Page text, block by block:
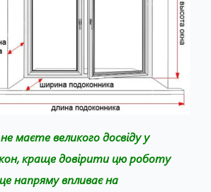
маєте великого досвіду у
краще довірити цю роботу
напряму впливає на